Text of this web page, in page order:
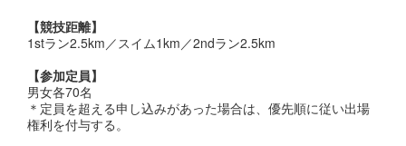
【競技距離】
1stラン2.5km／スイム1km／2ndラン2.5km
【参加定員】
男女各70名
＊定員を超える申し込みがあった場合は、優先順に従い出場
権利を付与する。